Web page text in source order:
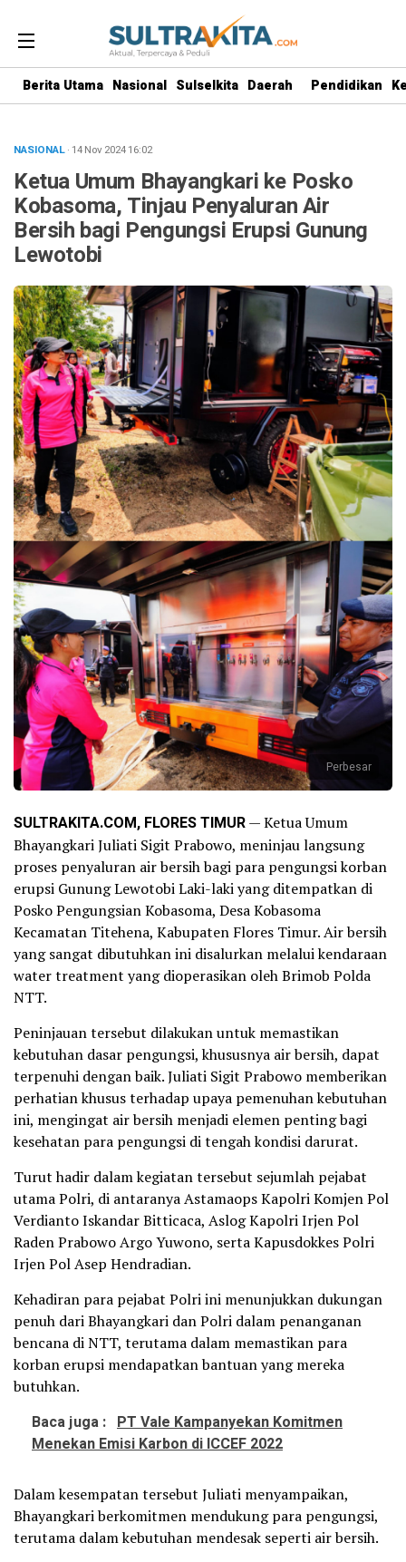
Berita Utama Nasional Sulselkita Daerah Pendidikan
NASIONAL· 14 Nov 202416:02
Ketua Umum Bhayangkari ke Posko
Kobasoma, Tinjau Penyaluran Air
Bersih bagi Pengungsi Erupsi Gunung
Lewotobi
Perbesar
SULTRAKITA.COM, FLORES TIMUR— Ketua Umum
Bhayangkari Juliati Sigit Prabowo, meninjau langsung
proses penyaluran air bersih bagi para pengungsi korban
erupsi Gunung Lewotobi Laki-laki yang ditempatkan di
Posko Pengungsian Kobasoma, Desa Kobasoma
Kecamatan Titehena, Kabupaten Flores Timur. Air bersih
yang sangat dibutuhkan ini disalurkan melalui kendaraan
water treatment yang dioperasikan oleh Brimob Polda
NTT.
Peninjauan tersebut dilakukan untuk memastikan
kebutuhan dasar pengungsi, khususnya air bersih, dapat
terpenuhi dengan baik. Juliati Sigit Prabowo memberikan
perhatian khusus terhadap upaya pemenuhan kebutuhan
ini, mengingat air bersih menjadi elemen penting bagi
kesehatan para pengungsi di tengah kondisi darurat.
Turut hadir dalam kegiatan tersebut sejumlah pejabat
utama Polri, di antaranya Astamaops Kapolri Komjen Pol
Verdianto Iskandar Bitticaca, Aslog Kapolri Irjen Pol
Raden Prabowo Argo Yuwono, serta Kapusdokkes Polri
Irjen Pol Asep Hendradian.
Kehadiran para pejabat Polri ini menunjukkan dukungan
penuh dari Bhayangkari dan Polri dalam penanganan
bencana di NTT, terutama dalam memastikan para
korban erupsi mendapatkan bantuan yang mereka
butuhkan.
Baca juga : PT Vale Kampanyekan Komitmen
Menekan Emisi Karbon di ICCEF 2022
Dalam kesempatan tersebut Juliati menyampaikan,
Bhayangkari berkomitmen mendukung para pengungsi,
terutama dalam kebutuhan mendesak seperti air bersih.